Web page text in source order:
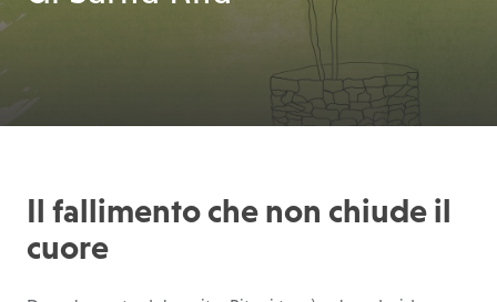
Il fallimento che non chiude il
cuore